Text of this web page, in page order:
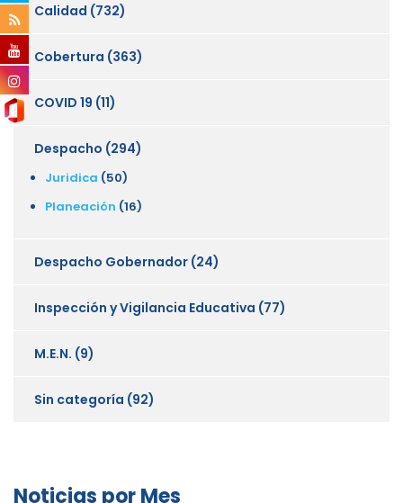
Calidad (732)
Cobertura (363)
COVID 19 (11)
Despacho (294)
Juridica (50)
Planeación (16)
Despacho Gobernador (24)
Inspección y Vigilancia Educativa (77)
M.E.N. (9)
Sin categoría (92)
Noticias por Mes